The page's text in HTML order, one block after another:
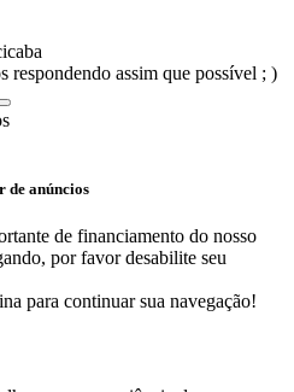
respondendo assim que possível ; )
de anúncios
de financiamento do nosso
por favor desabilite seu
para continuar sua navegação!